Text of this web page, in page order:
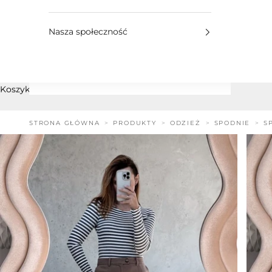
Nasza społeczność
Koszyk
STRONA GŁÓWNA PRODUKTY ODZIEŻ SPODNIE